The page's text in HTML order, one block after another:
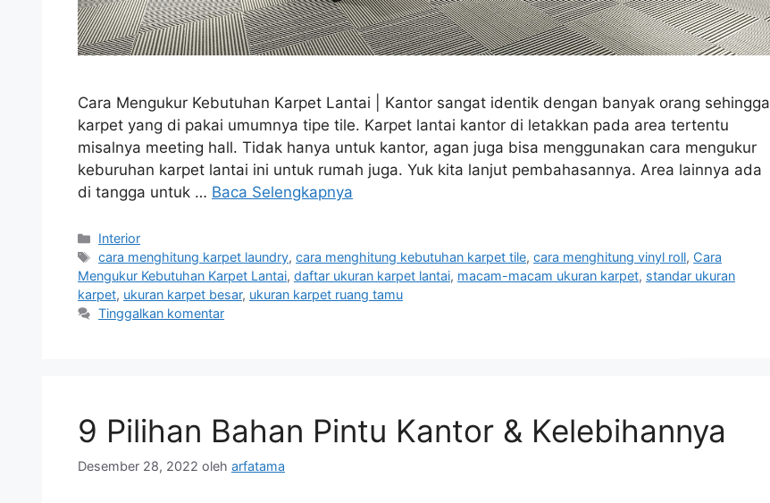
Cara Mengukur Kebutuhan Karpet Lantai | Kantor sangat identik dengan banyak orang sehingga
karpet yang di pakai umumnya tipe tile. Karpet lantai kantor di letakkan pada area tertentu
misalnya meeting hall. Tidak hanya untuk kantor, agan juga bisa menggunakan cara mengukur
keburuhan karpet lantai ini untuk rumah juga. Yuk kita lanjut pembahasannya. Area lainnya ada
di tangga untuk … Baca Selengkapnya
Kategori
Interior
Tag
cara menghitung karpet laundry,cara menghitung kebutuhan karpet tile,cara menghitung vinyl roll, Cara
Mengukur Kebutuhan Karpet Lantai, daftar ukuran karpet lantai, macam-macam ukuran karpet, standar ukuran
karpet, ukuran karpet besar, ukuran karpet ruang tamu
Tinggalkan komentar
9 Pilihan Bahan Pintu Kantor & Kelebihannya
Desember 28, 2022 oleh arfatama